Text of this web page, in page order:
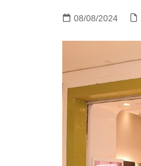
08/08/2024